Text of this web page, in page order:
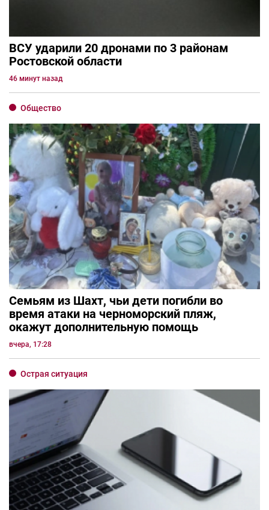
ВСУ ударили 20 дронами по 3 районам
Ростовской области
46 минут назад
Общество
Семьям из Шахт, чьи дети погибли во
время атаки на черноморский пляж,
окажут дополнительную помощь
вчера, 17:28
Острая ситуация